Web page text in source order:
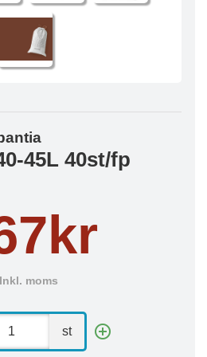
45L 40st/fp
Inkl. moms
st